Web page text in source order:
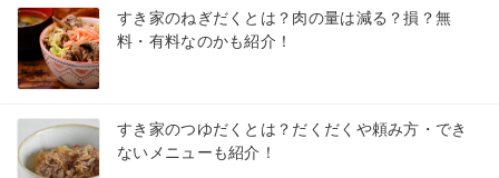
すき家のねぎだくとは？肉の量は減る？損？無
料・有料なのかも紹介！
すき家のつゆだくとは？だくだくや頼み方・でき
ないメニューも紹介！